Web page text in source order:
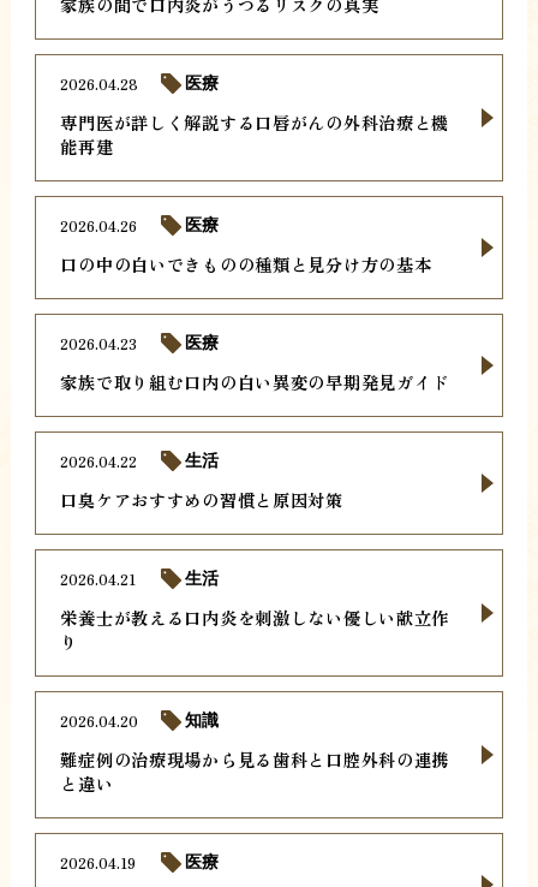
専門医が詳しく解説する口唇がんの外科治療と機
能再建
2026.04.28 医療
口の中の白いできものの種類と見分け方の基本
2026.04.26 医療
家族で取り組む口内の白い異変の早期発見ガイド
2026.04.23 医療
口臭ケアおすすめの習慣と原因対策
2026.04.22 生活
栄養士が教える口内炎を刺激しない優しい献立作
り
2026.04.21 生活
難症例の治療現場から見る歯科と口腔外科の連携
と違い
2026.04.20 知識
2026.04.19 医療